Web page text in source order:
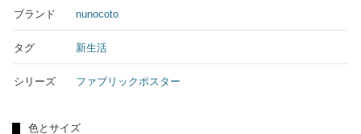
ブランド nunocoto
タグ 新生活
シリーズ ファブリックポスター
色とサイズ